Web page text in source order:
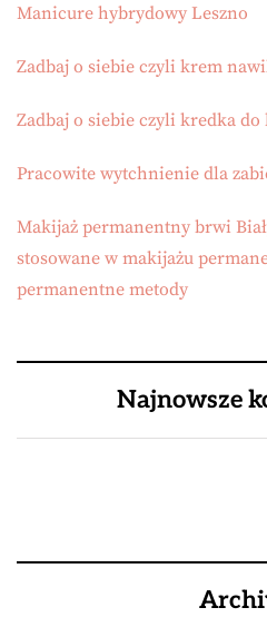
Manicure hybrydowy Leszno
Zadbaj o siebie czyli krem
Zadbaj o siebie czyli kredka do
Pracowite wytchnienie dla
Makijaż permanentny brwi
stosowane w makijażu
permanentne metody
Najnowsze